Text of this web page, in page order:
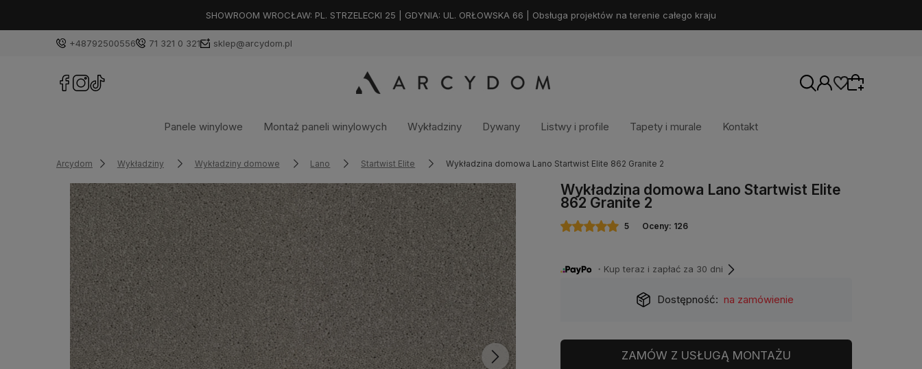
SHOWROOM WROCŁAW: PL. STRZELECKI 25 | GDYNIA: UL. ORŁOWSKA 66 | Obsługa projektów na terenie całego kraju
+48792500556 71 321 0 321 sklep@arcydom.pl
Wybierz coś dla siebie z naszej aktualnej
oferty lub zaloguj się, aby przywrócić dodane
Panele winylowe Montaż paneli winylowych Wykładziny Dywany Listwy i profile Tapety i murale Kontakt
Arcydom Wykładziny Wykładziny domowe Lano Startwist Elite Wykładzina domowa Lano Startwist Elite 862 Granite 2
Wykładzina domowa Lano Startwist Elite
862 Granite 2
5 Oceny: 126
・Kup teraz i zapłać za 30 dni
Dostępność: na zamówienie Dostępność: na zamówienie Dostępność: na zamówienie
ZAMÓW Z USŁUGĄ MONTAŻU